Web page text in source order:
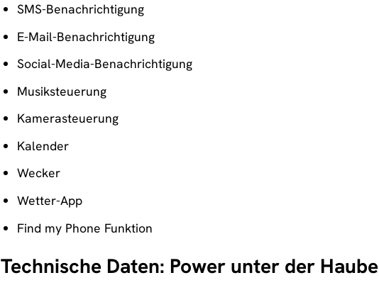
SMS-Benachrichtigung
E-Mail-Benachrichtigung
Social-Media-Benachrichtigung
Musiksteuerung
Kamerasteuerung
Kalender
Wecker
Wetter-App
Find my Phone Funktion
Technische Daten: Power unter der Haube